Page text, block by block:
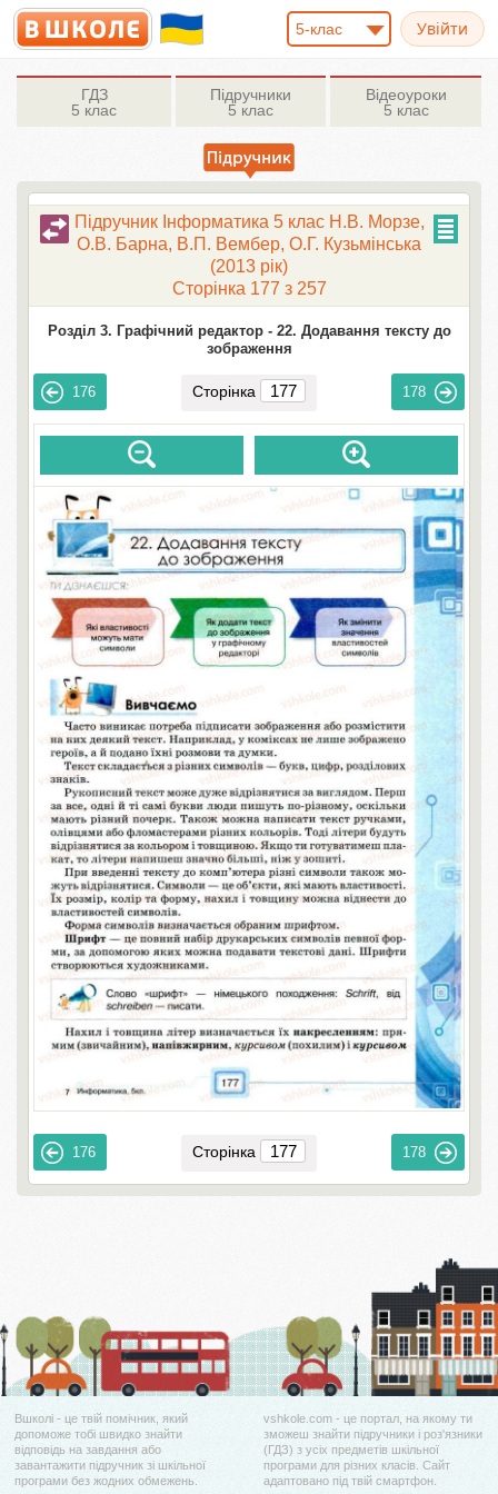
5-клас
ГДЗ
5 клас
Підручники
5 клас
Відеоуроки
5 клас
Підручник Інформатика 5 клас Н.В. Морзе,
О.В. Барна, В.П. Вембер, О.Г. Кузьмінська
(2013 рік)
Сторінка 177 з 257
Розділ 3. Графічний редактор - 22. Додавання тексту до
зображення
176 Сторінка 178
176 Сторінка 178
Вшколі - це твій помічник, який
допоможе тобі швидко знайти
відповідь на завдання або
завантажити підручник зі шкільної
програми без жодних обмежень.
vshkole.com - це портал, на якому ти
зможеш знайти підручники і роз'язники
(ГДЗ) з усіх предметів шкільної
програми для різних класів. Сайт
адаптовано під твій смартфон.